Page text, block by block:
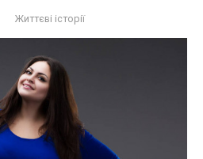
Життєві історії